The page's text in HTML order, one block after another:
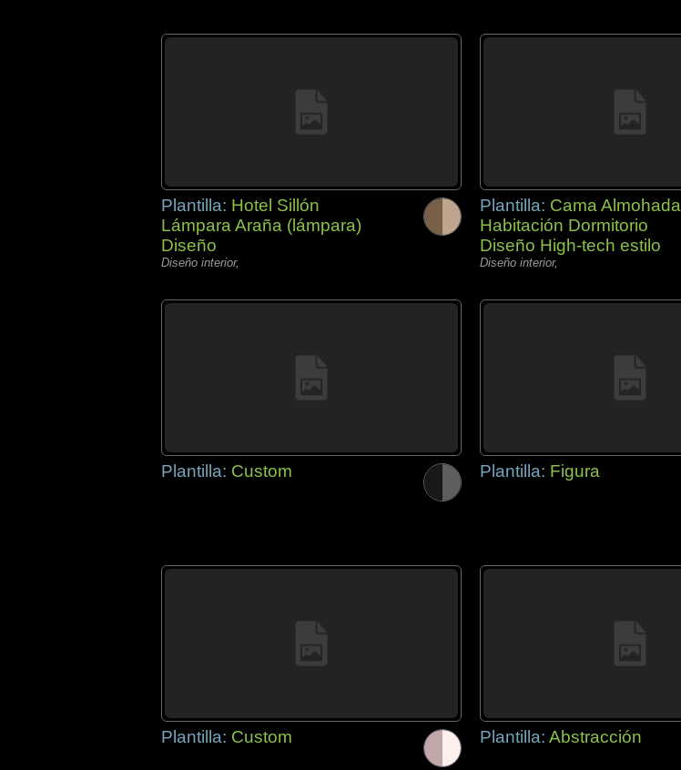
Plantilla: Hotel Sillón
Lámpara Araña (lámpara)
Diseño
Diseño interior,
Plantilla: Cama Almohada
Habitación Dormitorio
Diseño High-tech estilo
Diseño interior,
Plantilla: Custom Plantilla: Figura
Plantilla: Custom Plantilla: Abstracción